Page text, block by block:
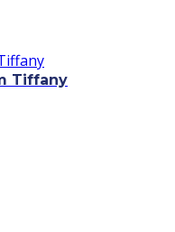
Tiffany